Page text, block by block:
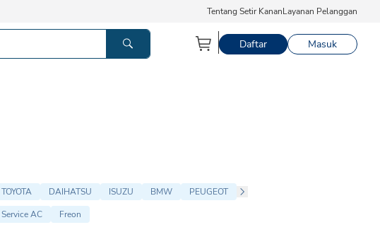
Tentang Setir KananLayanan Pelanggan
Daftar Masuk
TOYOTA DAIHATSU ISUZU BMW PEUGEOT
Service AC Freon